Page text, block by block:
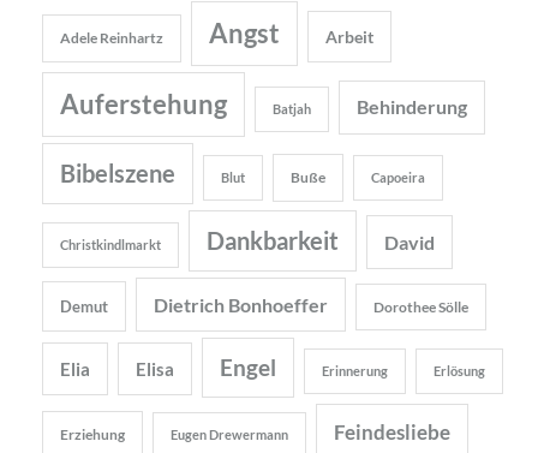
Adele Reinhartz Angst Arbeit
Auferstehung Batjah Behinderung
Bibelszene Blut Buße Capoeira
Christkindlmarkt Dankbarkeit David
Demut Dietrich Bonhoeffer Dorothee Sölle
Elia Elisa Engel Erinnerung Erlösung
Erziehung Eugen Drewermann Feindesliebe